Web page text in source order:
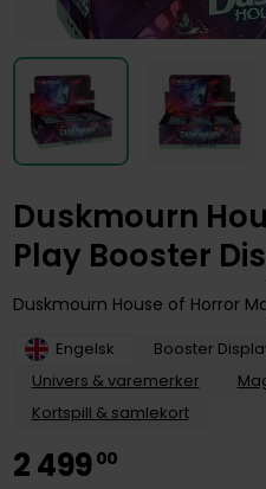
Duskmourn
Play Booster
Duskmourn House of Horror
Engelsk Booster
Univers & varemerker
Kortspill & samlekort
2499 00